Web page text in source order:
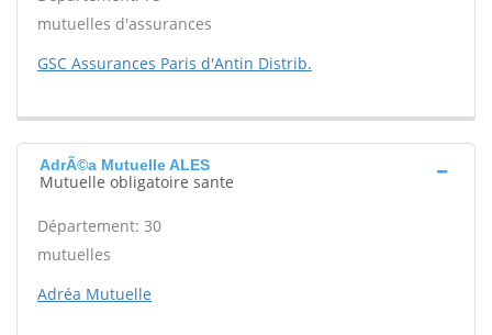
mutuelles d'assurances
GSC Assurances Paris d'Antin Distrib.
AdrÃ©a Mutuelle ALES
Mutuelle obligatoire sante
Département: 30
mutuelles
Adréa Mutuelle